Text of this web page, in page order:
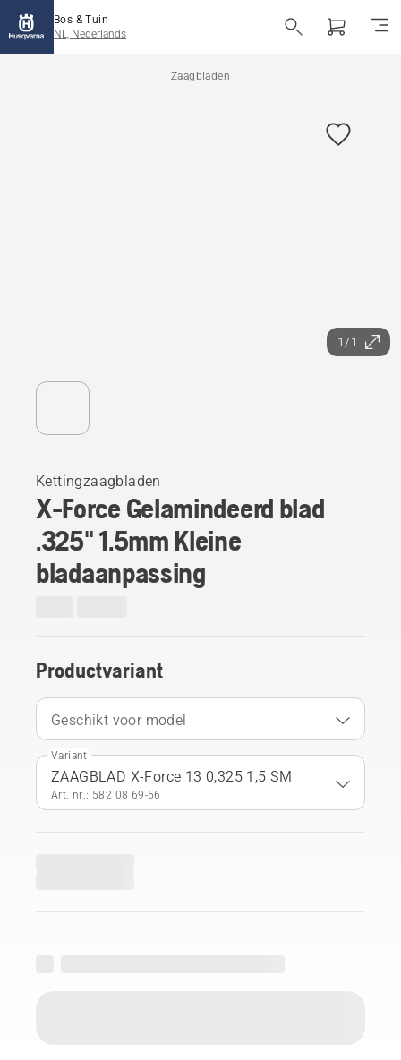
Bos & Tuin
NL, Nederlands
Zaagbladen
1/1
Kettingzaagbladen
X-Force Gelamindeerd blad
.325" 1.5mm Kleine
bladaanpassing
Productvariant
Geschikt voor model
Variant
ZAAGBLAD X-Force 13 0,325 1,5 SM
Art. nr.: 582 08 69‑56